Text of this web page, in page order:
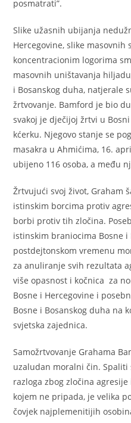
posmatrati”.
Slike užasnih ubijanja
Hercegovine, slike
koncentracionim logorima
masovnih uništavanja
i Bosanskog duha, natjerale
žrtvovanje. Bamford je bio
svakoj je dječijoj žrtvi u
kćerku. Njegovo stanje se
masakra u Ahmićima, 16.
ubijeno 116 osoba, a među
Žrtvujući svoj život, Graham
istinskim borcima protiv
borbi protiv tih zločina.
istinskim braniocima Bosne i
postdejtonskom vremenu
za anuliranje svih rezultata
više opasnost i kočnica za
Bosne i Hercegovine i
Bosne i Bosanskog duha na
svjetska zajednica.
Samožrtvovanje Grahama
uzaludan moralni čin.
razloga zbog zločina
kojem ne pripada, je velika
čovjek najplemenitijih